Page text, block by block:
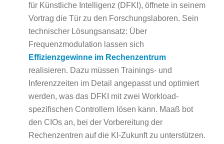
für Künstliche Intelligenz (DFKI), öffnete in seinem
Vortrag die Tür zu den Forschungslaboren. Sein
technischer Lösungsansatz: Über
Frequenzmodulation lassen sich
Effizienzgewinne im Rechenzentrum
realisieren. Dazu müssen Trainings- und
Inferenzzeiten im Detail angepasst und optimiert
werden, was das DFKI mit zwei Workload-
spezifischen Controllern lösen kann. Maaß bot
den CIOs an, bei der Vorbereitung der
Rechenzentren auf die KI-Zukunft zu unterstützen.